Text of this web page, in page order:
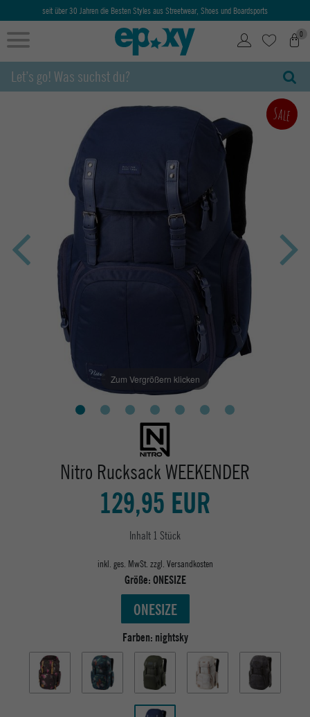
seit über 30 Jahren die Besten Styles aus Streetwear, Shoes und Boardsports
0
Zum Vergrößern klicken
Sale
Nitro Rucksack WEEKENDER
129,95 EUR
Inhalt 1 Stück
inkl. ges. MwSt. zzgl. Versandkosten
Größe:ONESIZE
ONESIZE
Farben: nightsky